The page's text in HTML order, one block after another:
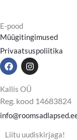
E-pood
Müügitingimused
Privaatsuspoliitika
F
a
e
o
o
k
I
n
t
a
g
r
a
m
Kallis OÜ
Reg. kood 14683824
Liitu uudiskirjaga!